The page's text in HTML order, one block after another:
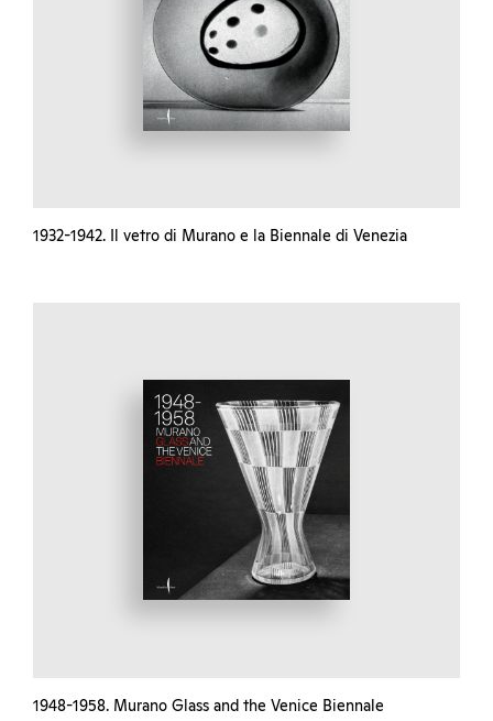
1932-1942. Il vetro di Murano e la Biennale di Venezia
1948-1958. Murano Glass and the Venice Biennale